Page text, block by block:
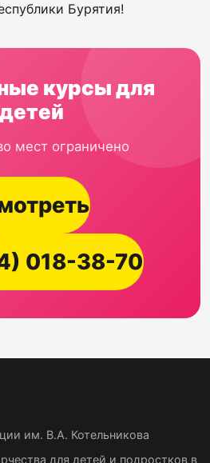
Бурятия!
курсы для
детей
мест ограничено
018-38-70
им. В.А. Котельникова
для детей и подростков в